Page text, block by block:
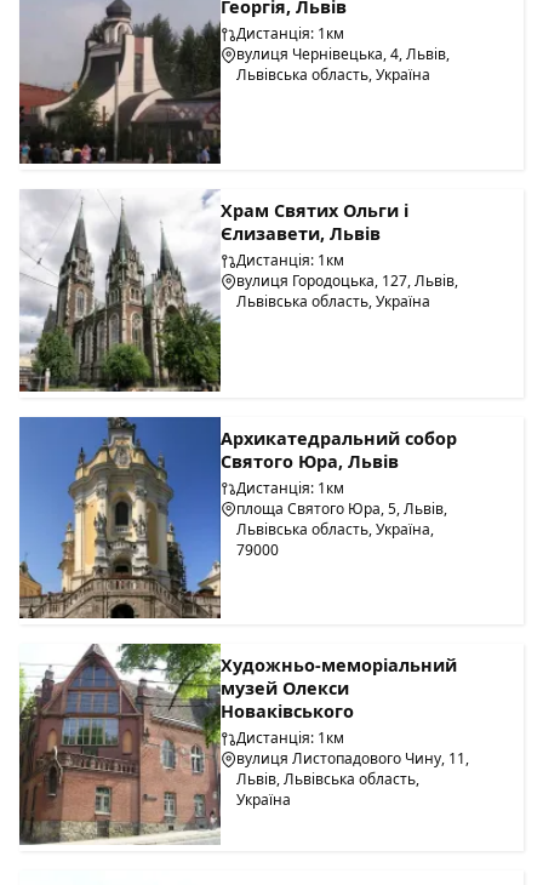
Георгія, Львів
Дистанція: 1км
вулиця Чернівецька, 4, Львів,
Львівська область, Україна
Храм Святих Ольги і
Єлизавети, Львів
Дистанція: 1км
вулиця Городоцька, 127, Львів,
Львівська область, Україна
Архикатедральний собор
Святого Юра, Львів
Дистанція: 1км
площа Святого Юра, 5, Львів,
Львівська область, Україна,
79000
Художньо-меморіальний
музей Олекси
Новаківського
Дистанція: 1км
вулиця Листопадового Чину, 11,
Львів, Львівська область,
Україна